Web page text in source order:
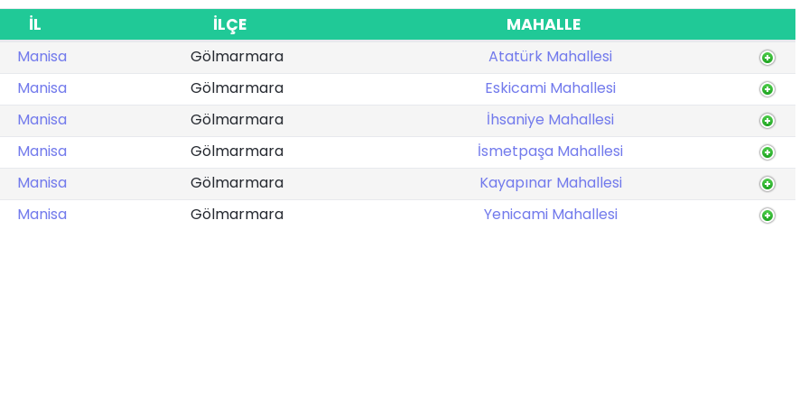
İL İLÇE
MAHALLE
Manisa Gölmarmara Atatürk Mahallesi
Manisa Gölmarmara Eskicami Mahallesi
Manisa Gölmarmara İhsaniye Mahallesi
Manisa Gölmarmara İsmetpaşa Mahallesi
Manisa Gölmarmara Kayapınar Mahallesi
Manisa Gölmarmara Yenicami Mahallesi